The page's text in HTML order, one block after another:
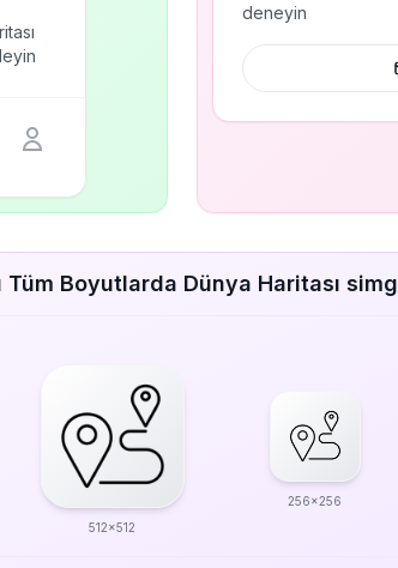
deneyin
Tüm Boyutlarda Dünya Haritası
512x512
256x256